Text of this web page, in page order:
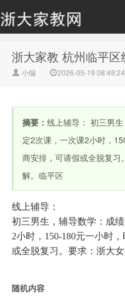
浙大家教 杭州临平
小编 2026-05-19 08:49:24
摘要： 线上辅导： 初三男
定2次课，一次课2小时，
商安排，可请假或全脱复
解。临平区
线上辅导：
初三男生，辅导数学：成
2小时，150-180元一小时
或全脱复习。要求：浙大
随机内容